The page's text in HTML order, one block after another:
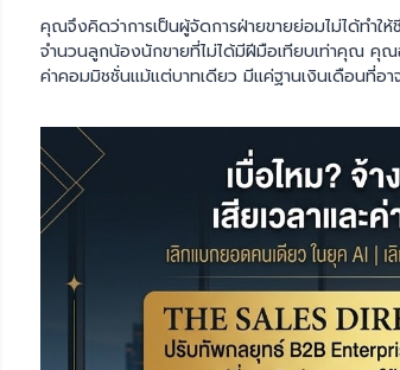
คุณจึงคิดว่าการเป็นผู้จัดการฝ่ายขายย่อมไม่ได้ทำ
จำนวนลูกน้องนักขายที่ไม่ได้มีฝีมือเทียบเท่าคุณ คุณ
ค่าคอมมิชชั่นแม้แต่บาทเดียว มีแค่ฐานเงินเดือนที่